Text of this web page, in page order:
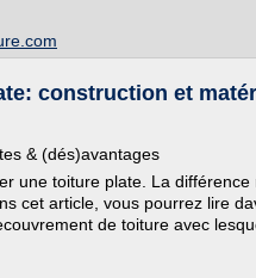
construction et
& (dés)avantages
une toiture plate. La
cet article, vous pourrez lire
de toiture avec